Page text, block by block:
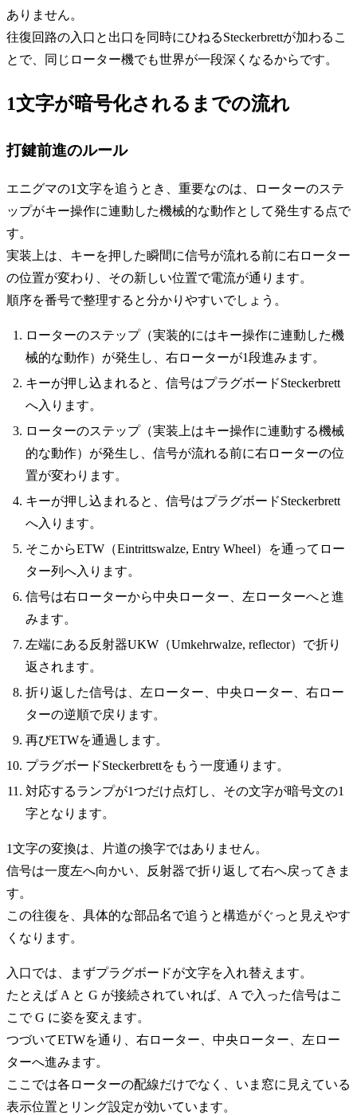
ありません。
往復回路の入口と出口を同時にひねるSteckerbrettが加わるこ
とで、同じローター機でも世界が一段深くなるからです。
1文字が暗号化されるまでの流れ
打鍵前進のルール
エニグマの1文字を追うとき、重要なのは、ローターのステ
ップがキー操作に連動した機械的な動作として発生する点で
す。
実装上は、キーを押した瞬間に信号が流れる前に右ローター
の位置が変わり、その新しい位置で電流が通ります。
順序を番号で整理すると分かりやすいでしょう。
ローターのステップ（実装的にはキー操作に連動した機
械的な動作）が発生し、右ローターが1段進みます。
キーが押し込まれると、信号はプラグボードSteckerbrett
へ入ります。
ローターのステップ（実装上はキー操作に連動する機械
的な動作）が発生し、信号が流れる前に右ローターの位
置が変わります。
キーが押し込まれると、信号はプラグボードSteckerbrett
へ入ります。
そこからETW（Eintrittswalze, Entry Wheel）を通ってロー
ター列へ入ります。
信号は右ローターから中央ローター、左ローターへと進
みます。
左端にある反射器UKW（Umkehrwalze, reflector）で折り
返されます。
折り返した信号は、左ローター、中央ローター、右ロー
ターの逆順で戻ります。
再びETWを通過します。
プラグボードSteckerbrettをもう一度通ります。
対応するランプが1つだけ点灯し、その文字が暗号文の1
字となります。
1文字の変換は、片道の換字ではありません。
信号は一度左へ向かい、反射器で折り返して右へ戻ってきま
す。
この往復を、具体的な部品名で追うと構造がぐっと見えやす
くなります。
入口では、まずプラグボードが文字を入れ替えます。
たとえば A と G が接続されていれば、A で入った信号はこ
こで G に姿を変えます。
つづいてETWを通り、右ローター、中央ローター、左ロー
ターへ進みます。
ここでは各ローターの配線だけでなく、いま窓に見えている
表示位置とリング設定が効いています。